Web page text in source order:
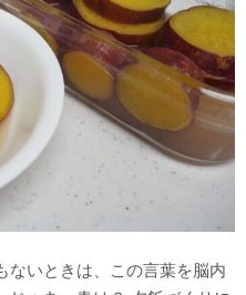
ないときは、この言葉を脳内